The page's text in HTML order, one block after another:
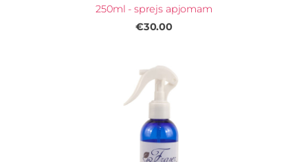
250ml - sprejs apjomam
€30.00